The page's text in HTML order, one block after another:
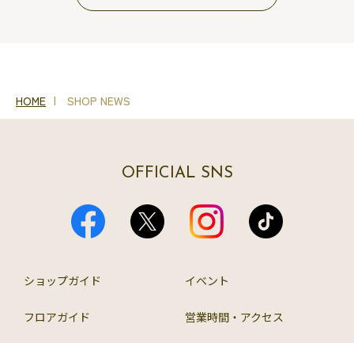
HOME SHOP NEWS
OFFICIAL SNS
ショップガイド イベント
フロアガイド 営業時間・アクセス